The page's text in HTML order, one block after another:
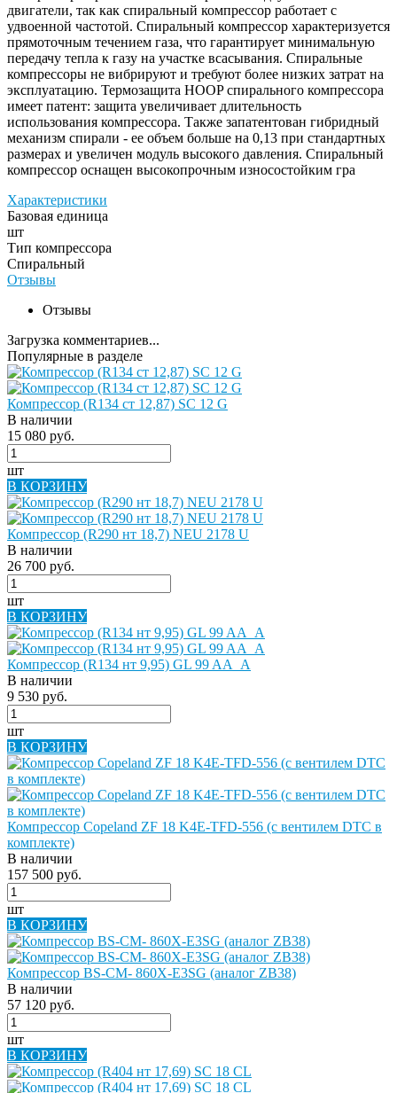
двигатели, так как спиральный компрессор работает с
удвоенной частотой. Спиральный компрессор характеризуется
прямоточным течением газа, что гарантирует минимальную
передачу тепла к газу на участке всасывания. Спиральные
компрессоры не вибрируют и требуют более низких затрат на
эксплуатацию. Термозащита HOOP спирального компрессора
имеет патент: защита увеличивает длительность
использования компрессора. Также запатентован гибридный
механизм спирали - ее объем больше на 0,13 при стандартных
размерах и увеличен модуль высокого давления. Спиральный
компрессор оснащен высокопрочным износостойким гра
Характеристики
Базовая единица
шт
Тип компрессора
Спиральный
Отзывы
Отзывы
Загрузка комментариев...
Популярные в разделе
Компрессор (R134 ст 12,87) SC 12 G
В наличии
15 080 руб.
шт
В КОРЗИНУ
Компрессор (R290 нт 18,7) NEU 2178 U
В наличии
26 700 руб.
шт
В КОРЗИНУ
Компрессор (R134 нт 9,95) GL 99 AA_A
В наличии
9 530 руб.
шт
В КОРЗИНУ
Компрессор Copeland ZF 18 K4E-TFD-556 (с вентилем DTC в
комплекте)
В наличии
157 500 руб.
шт
В КОРЗИНУ
Компрессор BS-CM- 860X-E3SG (аналог ZB38)
В наличии
57 120 руб.
шт
В КОРЗИНУ